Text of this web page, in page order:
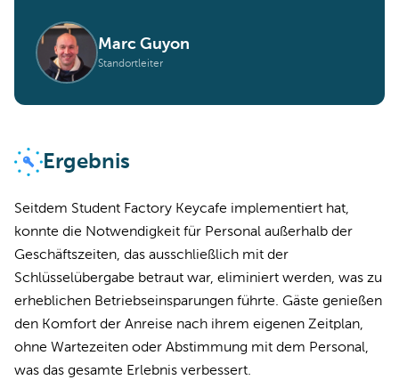
Marc Guyon
Standortleiter
Ergebnis
Seitdem Student Factory Keycafe implementiert hat,
konnte die Notwendigkeit für Personal außerhalb der
Geschäftszeiten, das ausschließlich mit der
Schlüsselübergabe betraut war, eliminiert werden, was zu
erheblichen Betriebseinsparungen führte. Gäste genießen
den Komfort der Anreise nach ihrem eigenen Zeitplan,
ohne Wartezeiten oder Abstimmung mit dem Personal,
was das gesamte Erlebnis verbessert.